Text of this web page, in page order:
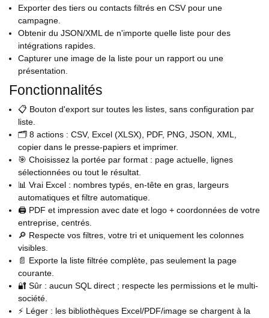
Exporter des tiers ou contacts filtrés en CSV pour une
campagne.
Obtenir du JSON/XML de n'importe quelle liste pour des
intégrations rapides.
Capturer une image de la liste pour un rapport ou une
présentation.
Fonctionnalités
📋 Bouton d'export sur toutes les listes, sans configuration par
liste.
🗂️ 8 actions : CSV, Excel (XLSX), PDF, PNG, JSON, XML,
copier dans le presse-papiers et imprimer.
🎯 Choisissez la portée par format : page actuelle, lignes
sélectionnées ou tout le résultat.
📊 Vrai Excel : nombres typés, en-tête en gras, largeurs
automatiques et filtre automatique.
🖨️ PDF et impression avec date et logo + coordonnées de votre
entreprise, centrés.
🔎 Respecte vos filtres, votre tri et uniquement les colonnes
visibles.
📄 Exporte la liste filtrée complète, pas seulement la page
courante.
🔐 Sûr : aucun SQL direct ; respecte les permissions et le multi-
société.
⚡ Léger : les bibliothèques Excel/PDF/image se chargent à la